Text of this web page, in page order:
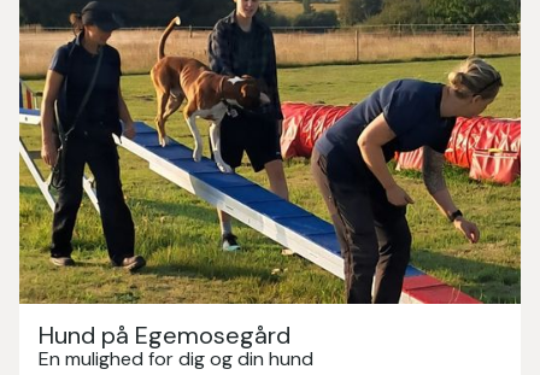
Hund på Egemosegård
En mulighed for dig og din hund